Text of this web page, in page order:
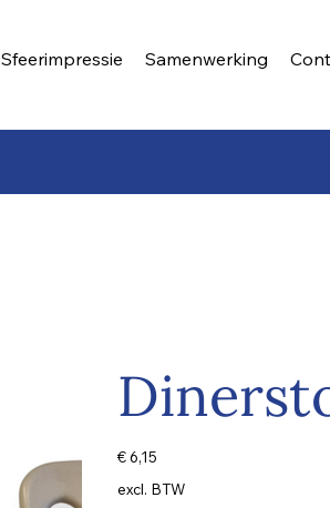
Sfeerimpressie Samenwerking
Prijs
€ 6,15
excl. BTW